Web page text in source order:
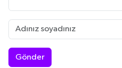
Gönder